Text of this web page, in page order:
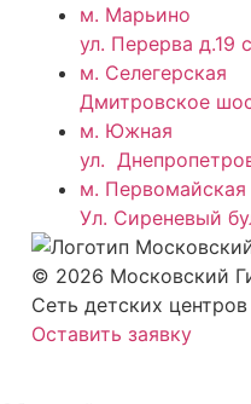
м. Марьино
ул. Перерва д.19
м. Селегерская
Дмитровское
м. Южная
ул.
м. Первомайская
Ул. Сиреневый
© 2026 Московский
Сеть детских
Оставить заявку